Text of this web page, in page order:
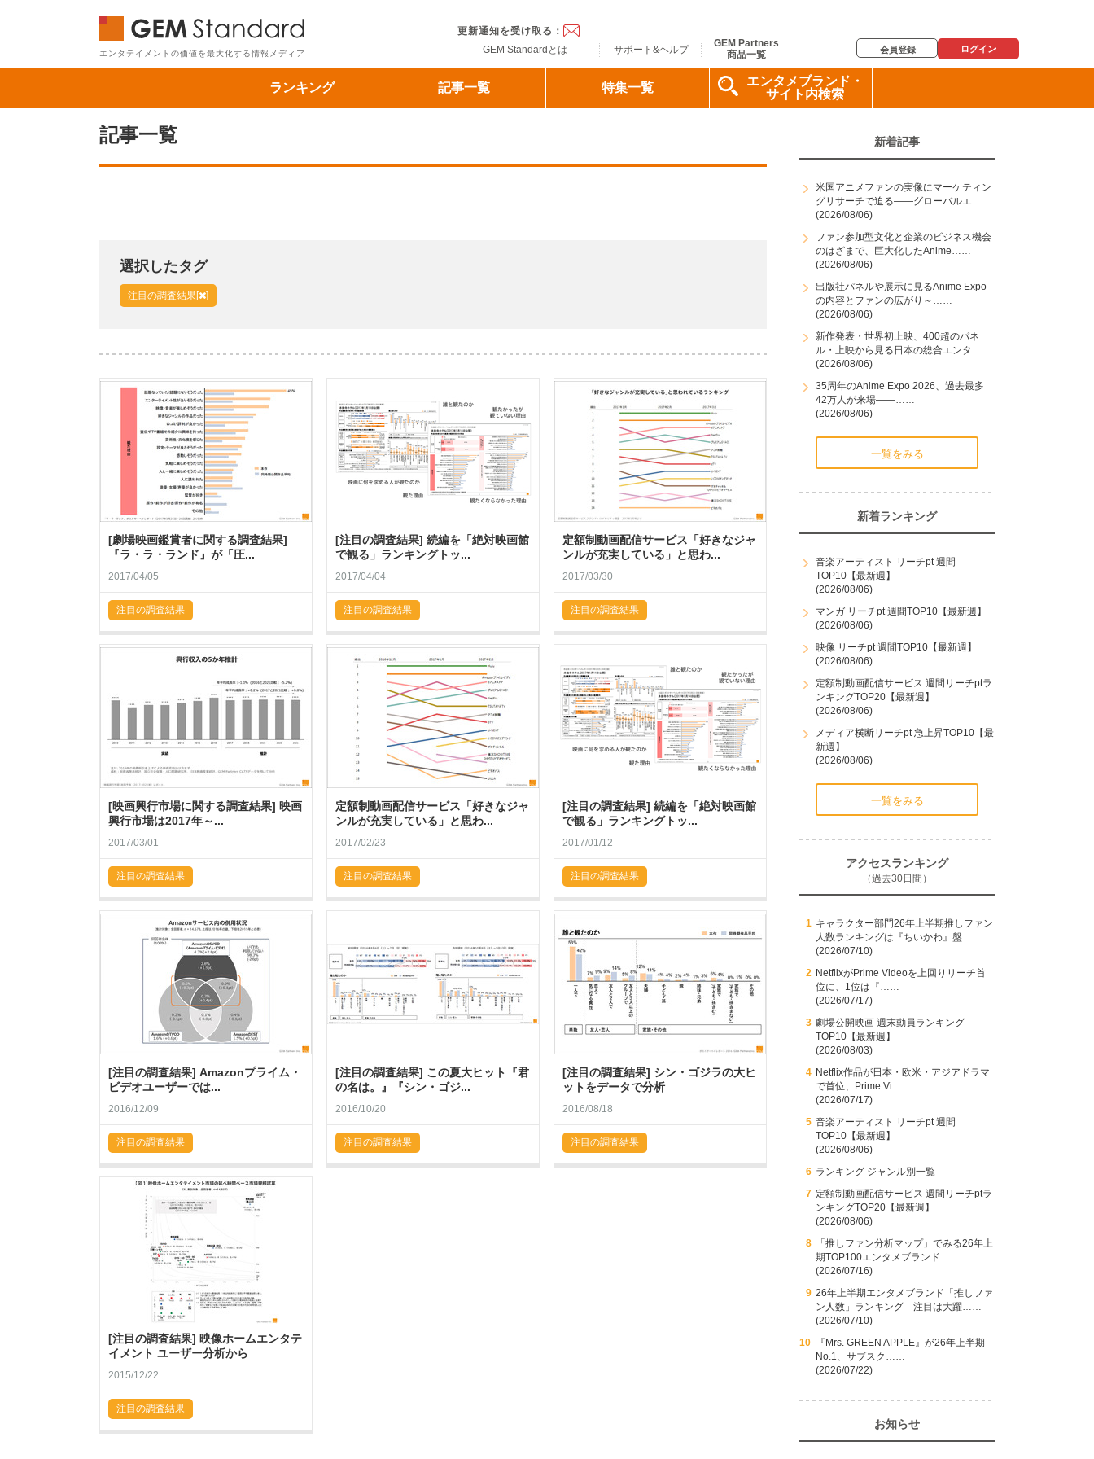
エンタテイメントの価値を最大化する情報メディア
更新通知を受け取る：
GEM Standardとは
サポート&ヘルプ
GEM Partners
商品一覧
会員登録 ログイン
ランキング 記事一覧 特集一覧
エンタメブランド・
サイト内検索
記事一覧
選択したタグ
注目の調査結果[ ]
[劇場映画鑑賞者に関する調査結果]
『ラ・ラ・ランド』が「圧...
2017/04/05
注目の調査結果
[注目の調査結果] 続編を「絶対映画館
で観る」ランキングトッ...
2017/04/04
注目の調査結果
定額制動画配信サービス「好きなジャ
ンルが充実している」と思わ...
2017/03/30
注目の調査結果
[映画興行市場に関する調査結果] 映画
興行市場は2017年～...
2017/03/01
注目の調査結果
定額制動画配信サービス「好きなジャ
ンルが充実している」と思わ...
2017/02/23
注目の調査結果
[注目の調査結果] 続編を「絶対映画館
で観る」ランキングトッ...
2017/01/12
注目の調査結果
[注目の調査結果] Amazonプライム・
ビデオユーザーでは...
2016/12/09
注目の調査結果
[注目の調査結果] この夏大ヒット『君
の名は。』『シン・ゴジ...
2016/10/20
注目の調査結果
[注目の調査結果] シン・ゴジラの大ヒ
ットをデータで分析
2016/08/18
注目の調査結果
[注目の調査結果] 映像ホームエンタテ
イメント ユーザー分析から
2015/12/22
注目の調査結果
新着記事
米国アニメファンの実像にマーケティン
グリサーチで迫る――グローバルエ……
(2026/08/06)
ファン参加型文化と企業のビジネス機会
のはざまで、巨大化したAnime……
(2026/08/06)
出版社パネルや展示に見るAnime Expo
の内容とファンの広がり～……
(2026/08/06)
新作発表・世界初上映、400超のパネ
ル・上映から見る日本の総合エンタ……
(2026/08/06)
35周年のAnime Expo 2026、過去最多
42万人が来場――……
(2026/08/06)
一覧をみる
新着ランキング
音楽アーティスト リーチpt 週間
TOP10【最新週】
(2026/08/06)
マンガ リーチpt 週間TOP10【最新週】
(2026/08/06)
映像 リーチpt 週間TOP10【最新週】
(2026/08/06)
定額制動画配信サービス 週間リーチptラ
ンキングTOP20【最新週】
(2026/08/06)
メディア横断リーチpt 急上昇TOP10【最
新週】
(2026/08/06)
一覧をみる
アクセスランキング
（過去30日間）
キャラクター部門26年上半期推しファン
人数ランキングは『ちいかわ』盤……
(2026/07/10)
NetflixがPrime Videoを上回りリーチ首
位に、1位は『……
(2026/07/17)
劇場公開映画 週末動員ランキング
TOP10【最新週】
(2026/08/03)
Netflix作品が日本・欧米・アジアドラマ
で首位、Prime Vi……
(2026/07/17)
音楽アーティスト リーチpt 週間
TOP10【最新週】
(2026/08/06)
ランキング ジャンル別一覧
定額制動画配信サービス 週間リーチptラ
ンキングTOP20【最新週】
(2026/08/06)
「推しファン分析マップ」でみる26年上
期TOP100エンタメブランド……
(2026/07/16)
26年上半期エンタメブランド「推しファ
ン人数」ランキング 注目は大躍……
(2026/07/10)
『Mrs. GREEN APPLE』が26年上半期
No.1、サブスク……
(2026/07/22)
お知らせ